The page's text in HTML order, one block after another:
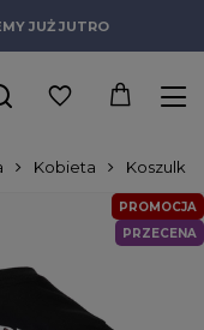
JUŻ JUTRO
Kobieta Koszulki
PROMOCJA
PRZECENA